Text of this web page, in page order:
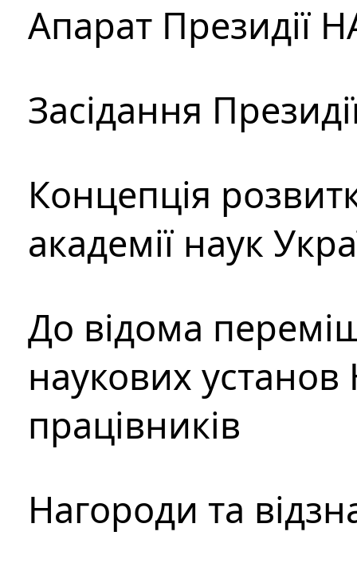
Апарат Президії
Засідання
Концепція
академії наук
До відома
наукових установ
працівників
Нагороди та